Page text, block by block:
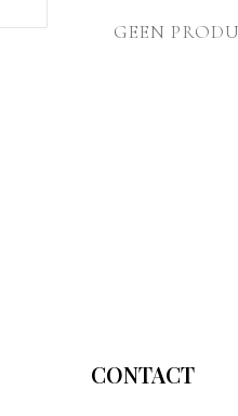
GEEN
CONTACT